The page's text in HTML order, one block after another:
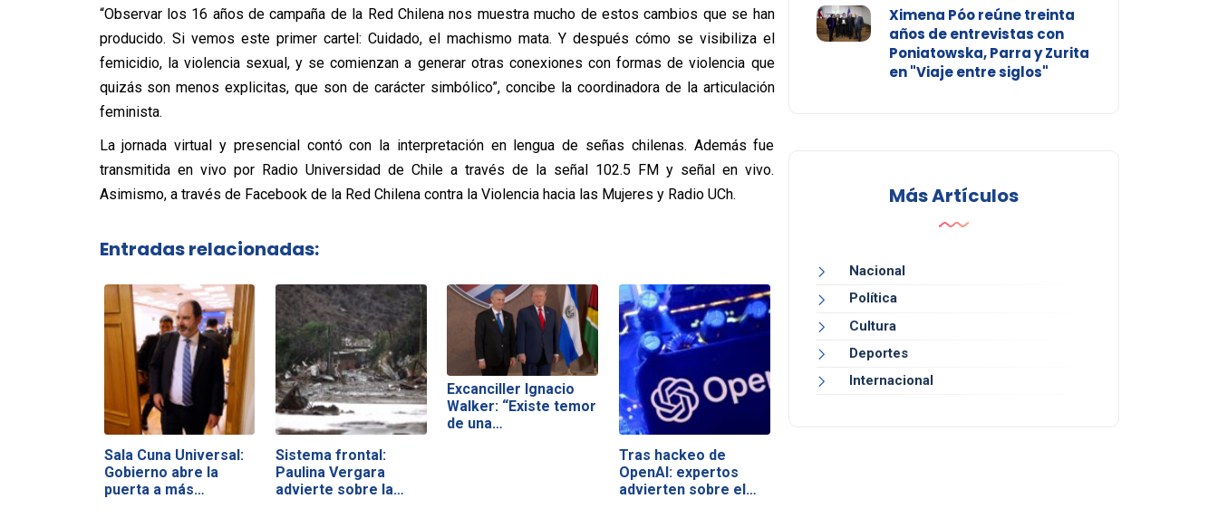
“Observar los 16 años de campaña de la Red Chilena nos muestra mucho de estos cambios que se han
producido. Si vemos este primer cartel: Cuidado, el machismo mata. Y después cómo se visibiliza el
femicidio, la violencia sexual, y se comienzan a generar otras conexiones con formas de violencia que
quizás son menos explicitas, que son de carácter simbólico”, concibe la coordinadora de la articulación
feminista.
La jornada virtual y presencial contó con la interpretación en lengua de señas chilenas. Además fue
transmitida en vivo por Radio Universidad de Chile a través de la señal 102.5 FM y señal en vivo.
Asimismo, a través de Facebook de la Red Chilena contra la Violencia hacia las Mujeres y Radio UCh.
Entradas relacionadas:
Sala Cuna Universal:
Gobierno abre la
puerta a más…
Sistema frontal:
Paulina Vergara
advierte sobre la…
Excanciller Ignacio
Walker: “Existe temor
de una…
Tras hackeo de
OpenAI: expertos
advierten sobre el…
Ximena Póo reúne treinta
años de entrevistas con
Poniatowska, Parra y Zurita
en "Viaje entre siglos"
Más Artículos
Nacional
Política
Cultura
Deportes
Internacional